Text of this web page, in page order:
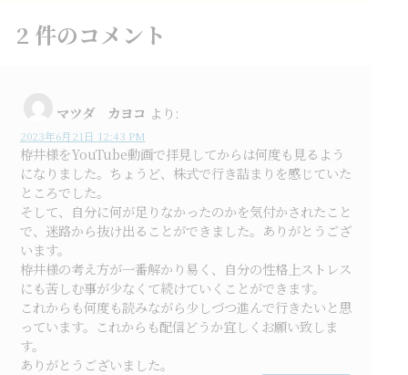
2 件のコメント
マツダ カヨコ より:
2023年6月21日 12:43 PM
栫井様をYouTube動画で拝見してからは何度も見るよう
になりました。ちょうど、株式で行き詰まりを感じていた
ところでした。
そして、自分に何が足りなかったのかを気付かされたこと
で、迷路から抜け出ることができました。ありがとうござ
います。
栫井様の考え方が一番解かり易く、自分の性格上ストレス
にも苦しむ事が少なくて続けていくことができます。
これからも何度も読みながら少しづつ進んで行きたいと思
っています。これからも配信どうか宜しくお願い致しま
す。
ありがとうございました。